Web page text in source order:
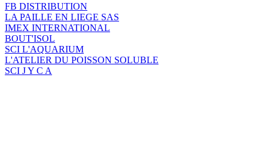
FB DISTRIBUTION
LA PAILLE EN LIEGE SAS
IMEX INTERNATIONAL
BOUT'ISOL
SCI L'AQUARIUM
L'ATELIER DU POISSON SOLUBLE
SCI J Y C A